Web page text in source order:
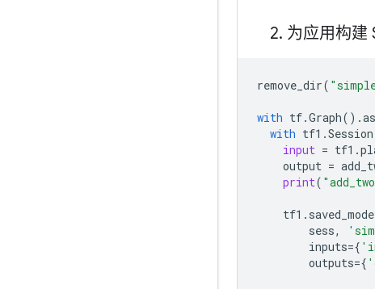
2. 为应用构建
remove_dir(
with tf.Graph() .
with tf1 .Session
input = tf1 .
output =
print(
tf1 .
sess,
inputs={
outputs={